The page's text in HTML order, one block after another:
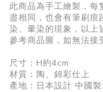
此商品為手工繪製，每
盡相同，也會有筆刷痕
染、暈染的現象，以上
參考商品圖，如無法接
尺寸：H約4cm
材質：陶、錦彩仕上
產地：日本設計 中國製